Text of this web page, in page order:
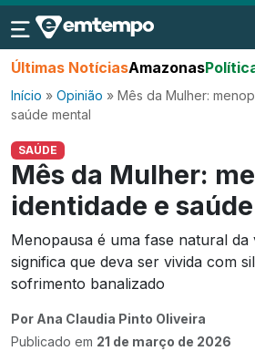
Últimas NotíciasAmazonas
Início » Opinião » Mês da Mulher:
saúde mental
SAÚDE
Mês da Mulher:
identidade e
Menopausa é uma fase natural da
significa que deva ser vivida com
sofrimento banalizado
Por Ana Claudia Pinto Oliveira
Publicado em 21 de março de 2026